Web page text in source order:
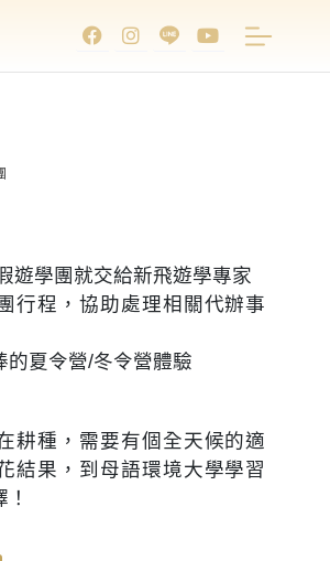
遊學團就交給新飛遊學專家
行程，協助處理相關代辦事
的夏令營/冬令營體驗
耕種，需要有個全天候的適
結果，到母語環境大學學習